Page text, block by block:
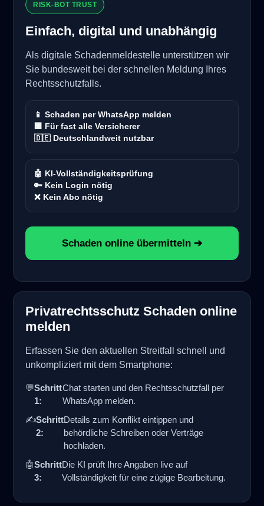
RISK-BOT TRUST
Einfach, digital und unabhängig
Als digitale Schadenmeldestelle unterstützen wir
Sie bundesweit bei der schnellen Meldung Ihres
Rechtsschutzfalls.
📱 Schaden per WhatsApp melden
🏢 Für fast alle Versicherer
🇩🇪 Deutschlandweit nutzbar
🤖 KI-Vollständigkeitsprüfung
🔑 Kein Login nötig
❌ Kein Abo nötig
Schaden online übermitteln ➔
Privatrechtsschutz Schaden online
melden
Erfassen Sie den aktuellen Streitfall schnell und
unkompliziert mit dem Smartphone:
💬Schritt
1:
Chat starten und den Rechtsschutzfall per
WhatsApp melden.
✍️Schritt
2:
Details zum Konflikt eintippen und
behördliche Schreiben oder Verträge
hochladen.
🤖Schritt
3:
Die KI prüft Ihre Angaben live auf
Vollständigkeit für eine zügige Bearbeitung.